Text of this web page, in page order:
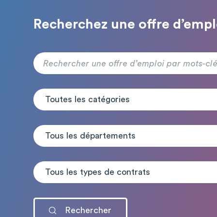
Recherchez une offre
Toutes les catégories
Tous les départements
Tous les types de contrats